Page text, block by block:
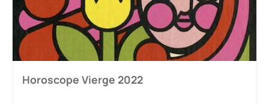
Horoscope Vierge 2022